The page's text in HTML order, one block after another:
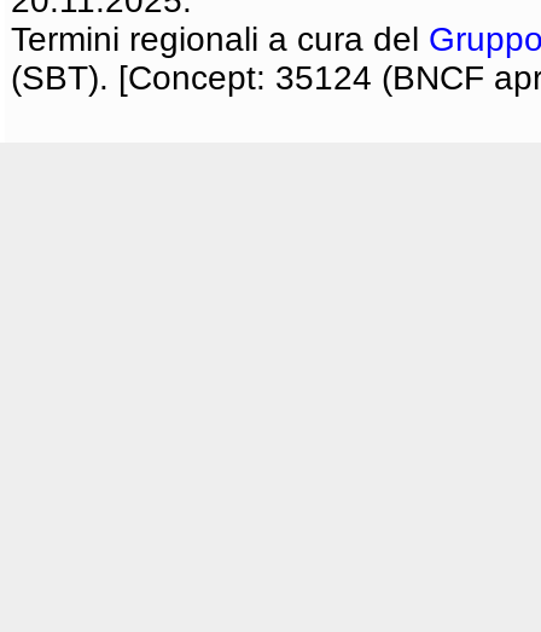
Termini regionali a cura del
(SBT). [Concept: 35124 (BNCF